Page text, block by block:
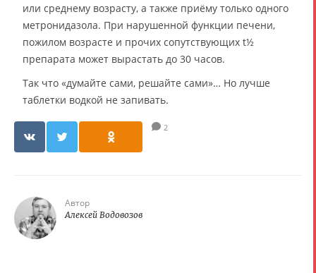
или среднему возрасту, а также приёму только одного
метронидазола. При нарушенной функции печени,
пожилом возрасте и прочих сопутствующих t½
препарата может вырастать до 30 часов.
Так что «думайте сами, решайте сами»… Но лучше
таблетки водкой не запивать.
2
Автор
Алексей Водовозов